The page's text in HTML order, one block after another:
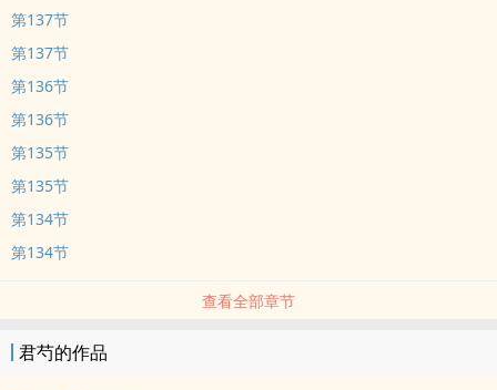
第137节
第137节
第136节
第136节
第135节
第135节
第134节
第134节
查看全部章节
君芍的作品